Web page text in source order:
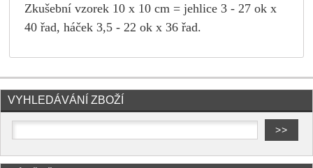
Zkušební vzorek 10 x 10 cm = jehlice 3 - 27 ok x
40 řad, háček 3,5 - 22 ok x 36 řad.
VYHLEDÁVÁNÍ ZBOŽÍ